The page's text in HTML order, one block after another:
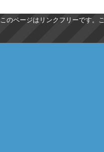
このページはリンクフリーです。